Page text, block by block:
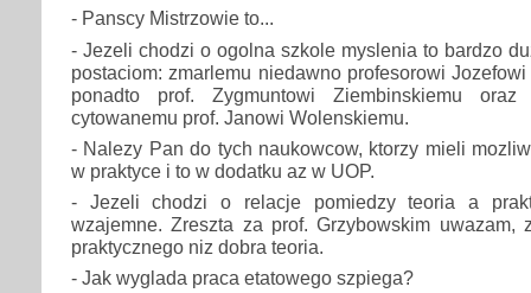
- Panscy Mistrzowie to...
- Jezeli chodzi o ogolna szkole myslenia to bardzo
postaciom: zmarlemu niedawno profesorowi
ponadto prof. Zygmuntowi Ziembinskiemu
cytowanemu prof. Janowi Wolenskiemu.
- Nalezy Pan do tych naukowcow, ktorzy mieli
w praktyce i to w dodatku az w UOP.
- Jezeli chodzi o relacje pomiedzy teoria a
wzajemne. Zreszta za prof. Grzybowskim
praktycznego niz dobra teoria.
- Jak wyglada praca etatowego szpiega?